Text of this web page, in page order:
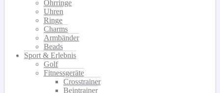
Ohrringe
Uhren
Ringe
Charms
Armbänder
Beads
Sport & Erlebnis
Golf
Fitnessgeräte
Crosstrainer
Beintrainer